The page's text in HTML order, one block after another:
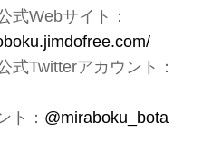
式Webサイト：
式Twitterアカウント：
ト： @miraboku_bota